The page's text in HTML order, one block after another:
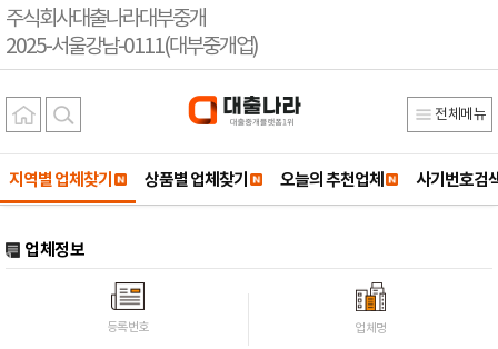
주식회사대출나라대부중개
2025-서울강남-0111(대부중개업)
전체메뉴
지역별 업체찾기 상품별 업체찾기 오늘의 추천업체 사기번호검
업체정보
등록번호 업체명